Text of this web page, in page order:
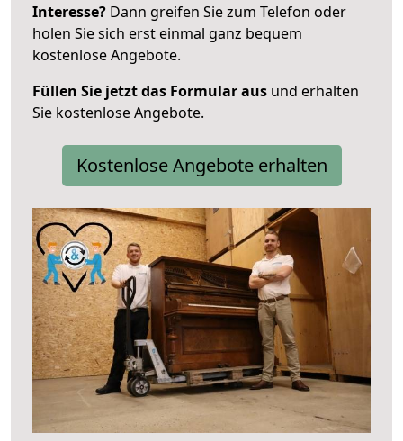
Interesse? Dann greifen Sie zum Telefon oder
holen Sie sich erst einmal ganz bequem
kostenlose Angebote.
Füllen Sie jetzt das Formular aus und erhalten
Sie kostenlose Angebote.
Kostenlose Angebote erhalten